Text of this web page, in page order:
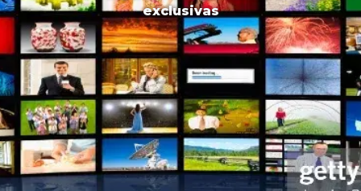
exclusivas